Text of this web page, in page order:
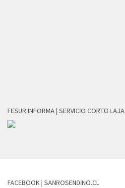
FESUR INFORMA | SERVICIO CORTO LAJA
FACEBOOK | SANROSENDINO.CL